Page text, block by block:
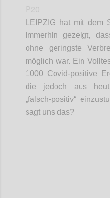
LEIPZIG hat mit dem
immerhin gezeigt,
ohne geringste
möglich war. Ein
1000 Covid -positive
die jedoch aus
„falsch-positiv“
sagt uns das?